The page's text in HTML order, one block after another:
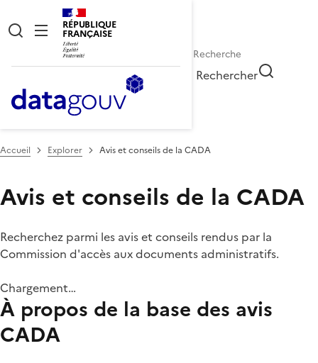
RÉPUBLIQUE
FRANÇAISE
Rechercher
Accueil Explorer Avis et conseils de la CADA
Avis et conseils de la CADA
Recherchez parmi les avis et conseils rendus par la
Commission d'accès aux documents administratifs.
Chargement…
À propos de la base des avis
CADA